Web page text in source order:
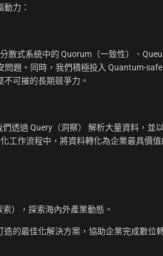
力：
散式系統中的 Quorum（一致性）、
題。同時，我們積極投入 Quantum-safe
可摧的長期競爭力。
透過 Query（洞察） 解析大量資料，並
工作流程中，將資料轉化為企業最具價值
），探索海內外產業動態。
的最佳化解決方案，協助企業完成數位